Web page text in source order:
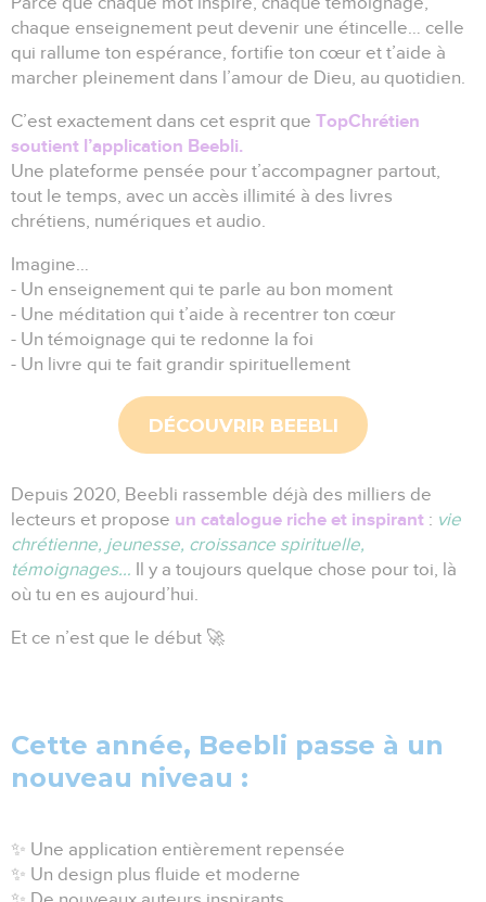
Parce que chaque mot inspiré, chaque témoignage,
chaque enseignement peut devenir une étincelle… celle
qui rallume ton espérance, fortifie ton cœur et t’aide à
marcher pleinement dans l’amour de Dieu, au quotidien.
C’est exactement dans cet esprit que TopChrétien
soutient l’application Beebli.
Une plateforme pensée pour t’accompagner partout,
tout le temps, avec un accès illimité à des livres
chrétiens, numériques et audio.
Imagine…
- Un enseignement qui te parle au bon moment
- Une méditation qui t’aide à recentrer ton cœur
- Un témoignage qui te redonne la foi
- Un livre qui te fait grandir spirituellement
DÉCOUVRIR BEEBLI
Depuis 2020, Beebli rassemble déjà des milliers de
lecteurs et propose un catalogue riche et inspirant : vie
chrétienne, jeunesse, croissance spirituelle,
témoignages…
Il y a toujours quelque chose pour toi, là
où tu en es aujourd’hui.
Et ce n’est que le début 🚀
Cette année, Beebli passe à un
nouveau niveau :
✨ Une application entièrement repensée
✨ Un design plus fluide et moderne